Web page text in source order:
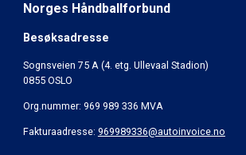
Norges Håndballforbund
Besøksadresse
Sognsveien 75 A (4. etg. Ullevaal Stadion)
0855 OSLO
Org.nummer: 969 989 336 MVA
Fakturaadresse: 969989336@autoinvoice.no